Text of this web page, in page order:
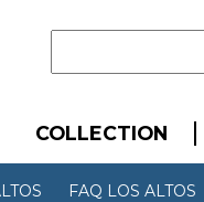
COLLECTION
FAQ LOS ALTOS